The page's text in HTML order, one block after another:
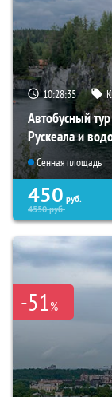
10:28:34
Автобусный
Рускеала и
Сенная площадь
450 руб.
4550руб.
-51%